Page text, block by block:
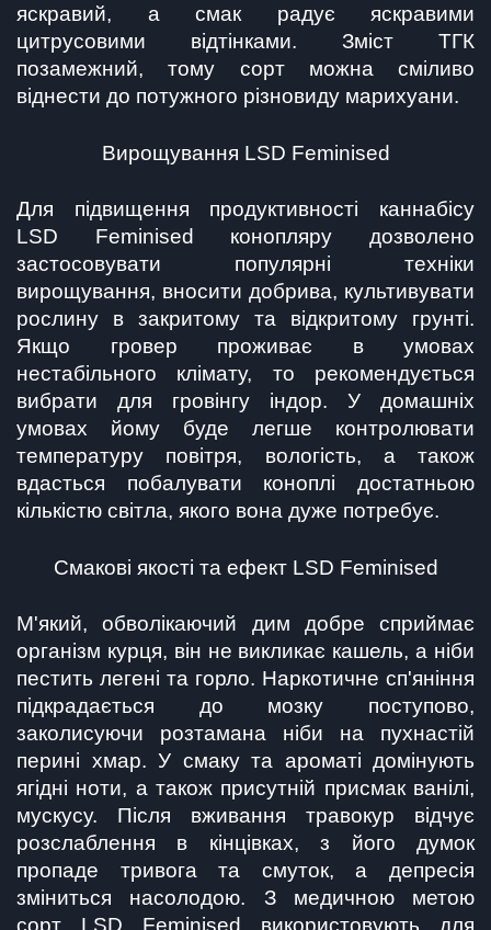
яскравий, а смак радує яскравими
цитрусовими відтінками. Зміст ТГК
позамежний, тому сорт можна сміливо
віднести до потужного різновиду марихуани.
Вирощування LSD Feminised
Для підвищення продуктивності каннабісу
LSD Feminised конопляру дозволено
застосовувати популярні техніки
вирощування, вносити добрива, культивувати
рослину в закритому та відкритому грунті.
Якщо гровер проживає в умовах
нестабільного клімату, то рекомендується
вибрати для гровінгу індор. У домашніх
умовах йому буде легше контролювати
температуру повітря, вологість, а також
вдасться побалувати коноплі достатньою
кількістю світла, якого вона дуже потребує.
Смакові якості та ефект LSD Feminised
М'який, обволікаючий дим добре сприймає
організм курця, він не викликає кашель, а ніби
пестить легені та горло. Наркотичне сп'яніння
підкрадається до мозку поступово,
заколисуючи розтамана ніби на пухнастій
перині хмар. У смаку та ароматі домінують
ягідні ноти, а також присутній присмак ванілі,
мускусу. Після вживання травокур відчує
розслаблення в кінцівках, з його думок
пропаде тривога та смуток, а депресія
зміниться насолодою. З медичною метою
сорт LSD Feminised використовують для